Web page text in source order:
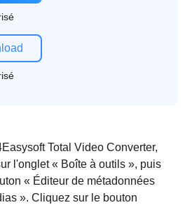
Total Video Converter,
l'onglet « Boîte à outils », puis
« Éditeur de métadonnées
». Cliquez sur le bouton